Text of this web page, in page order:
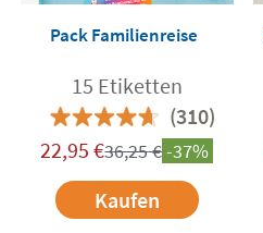
Pack Familienreise
15 Etiketten
(310)
22,95 €36,25€-37%
Kaufen